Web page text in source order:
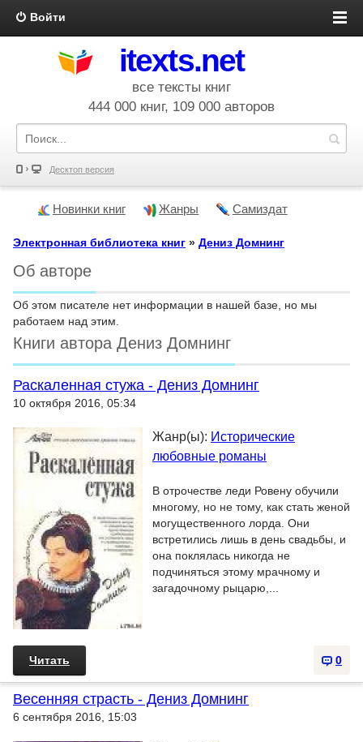
Войти
itexts.net
все тексты книг
444 000 книг, 109 000 авторов
Десктоп версия
Новинки книг Жанры Самиздат
Электронная библиотека книг » Дениз Домнинг
Об авторе
Об этом писателе нет информации в нашей базе, но мы
работаем над этим.
Книги автора Дениз Домнинг
Раскаленная стужа - Дениз Домнинг
10 октября 2016, 05:34
Жанр(ы): Исторические
любовные романы
В отрочестве леди Ровену обучили
многому, но не тому, как стать женой
могущественного лорда. Они
встретились лишь в день свадьбы, и
она поклялась никогда не
подчиняться этому мрачному и
загадочному рыцарю,...
0
Читать
Весенняя страсть - Дениз Домнинг
6 сентября 2016, 15:03